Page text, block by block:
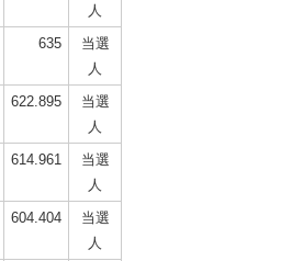
人
635
当選
人
622.895
当選
人
614.961
当選
人
604.404
当選
人